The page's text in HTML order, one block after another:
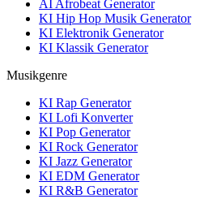
AI Afrobeat Generator
KI Hip Hop Musik Generator
KI Elektronik Generator
KI Klassik Generator
Musikgenre
KI Rap Generator
KI Lofi Konverter
KI Pop Generator
KI Rock Generator
KI Jazz Generator
KI EDM Generator
KI R&B Generator